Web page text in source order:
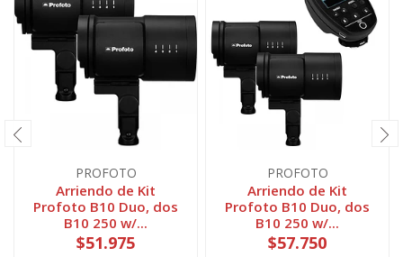
PROFOTO
Arriendo de Kit
Profoto B10 Duo, dos
B10 250 w/...
$51.975
PROFOTO
Arriendo de Kit
Profoto B10 Duo, dos
B10 250 w/...
$57.750